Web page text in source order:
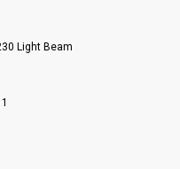
Light Beam